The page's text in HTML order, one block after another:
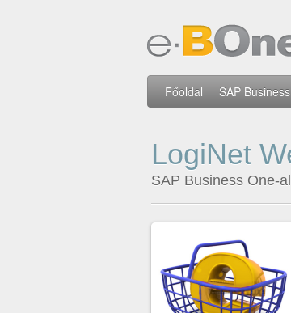
Főoldal SAP
LogiNet
SAP Business One-